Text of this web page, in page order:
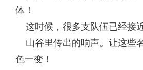
体！
这时候，很多支队伍已经接近
山谷里传出的响声。让这些
色一变！